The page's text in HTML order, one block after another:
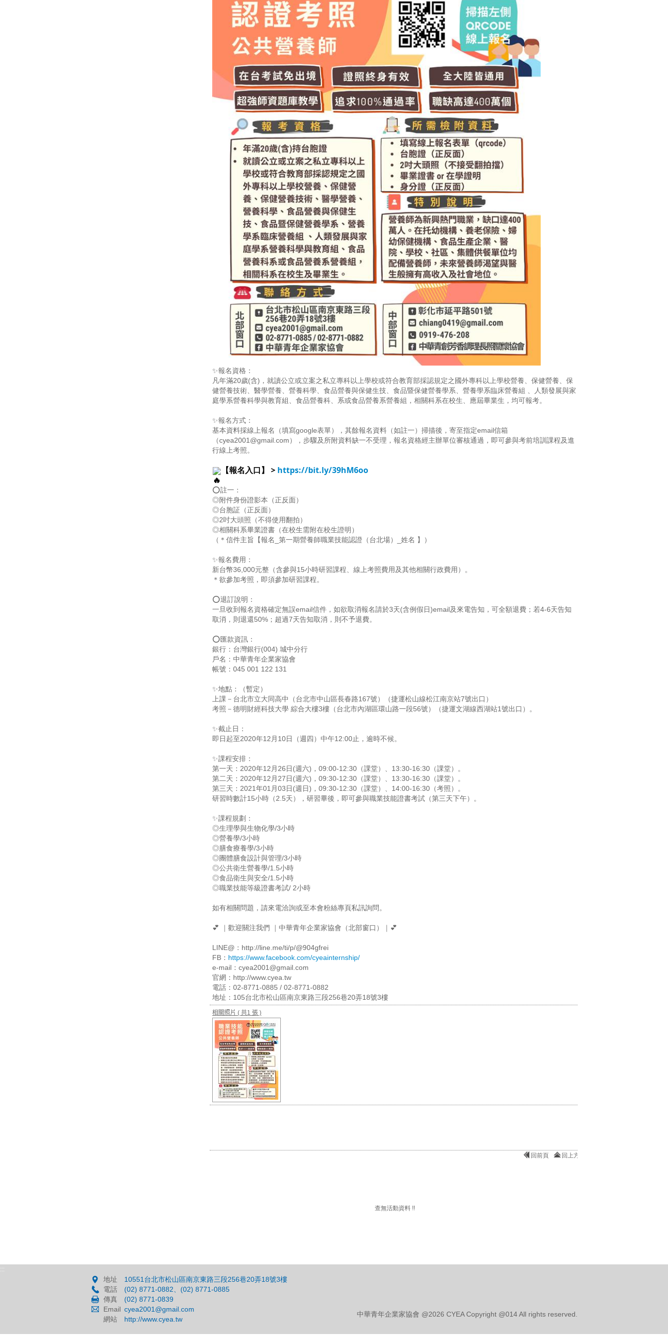
✨報名資格：
凡年滿20歲(含)，就讀公立或立案之私立專科以上學校或符合教育部採認規定之國外專科以上學校營養、保健營養、保
健營養技術、醫學營養、營養科學、食品營養與保健生技、食品暨保健營養學系、營養學系臨床營養組 、人類發展與家
庭學系營養科學與教育組、食品營養科、系或食品營養系營養組，相關科系在校生、應屆畢業生，均可報考。
✨報名方式：
基本資料採線上報名（填寫google表單），其餘報名資料（如註一）掃描後，寄至指定email信箱
（cyea2001@gmail.com），步驟及所附資料缺一不受理，報名資格經主辦單位審核通過，即可參與考前培訓課程及進
行線上考照。
【報名入口】 > https://bit.ly/39hM6oo
⭕註一：
◎附件身份證影本（正反面）
◎台胞証（正反面）
◎2吋大頭照（不得使用翻拍）
◎相關科系畢業證書（在校生需附在校生證明）
（＊信件主旨【報名_第一期營養師職業技能認證（台北場）_姓名 】）
✨報名費用：
新台幣36,000元整（含參與15小時研習課程、線上考照費用及其他相關行政費用）。
＊欲參加考照，即須參加研習課程。
⭕退訂說明：
一旦收到報名資格確定無誤email信件，如欲取消報名請於3天(含例假日)email及來電告知，可全額退費；若4-6天告知
取消，則退還50%；超過7天告知取消，則不予退費。
⭕匯款資訊：
銀行：台灣銀行(004) 城中分行
戶名：中華青年企業家協會
帳號：045 001 122 131
✨地點：（暫定）
上課－台北市立大同高中（台北市中山區長春路167號）（捷運松山線松江南京站7號出口）
考照－德明財經科技大學 綜合大樓3樓（台北市內湖區環山路一段56號）（捷運文湖線西湖站1號出口）。
✨截止日：
即日起至2020年12月10日（週四）中午12:00止，逾時不候。
✨課程安排：
第一天：2020年12月26日(週六)，09:00-12:30（課堂）、13:30-16:30（課堂）。
第二天：2020年12月27日(週六)，09:30-12:30（課堂）、13:30-16:30（課堂）。
第三天：2021年01月03日(週日)，09:30-12:30（課堂）、14:00-16:30（考照）。
研習時數計15小時（2.5天），研習畢後，即可參與職業技能證書考試（第三天下午）。
✨課程規劃：
◎生理學與生物化學/3小時
◎營養學/3小時
◎膳食療養學/3小時
◎團體膳食設計與管理/3小時
◎公共衛生營養學/1.5小時
◎食品衛生與安全/1.5小時
◎職業技能等級證書考試/ 2小時
如有相關問題，請來電洽詢或至本會粉絲專頁私訊詢問。
💕 ｜歡迎關注我們 ｜中華青年企業家協會（北部窗口）｜💕
LINE@：http://line.me/ti/p/@904gfrei
FB： https://www.facebook.com/cyeainternship/
e-mail：cyea2001@gmail.com
官網：http://www.cyea.tw
電話：02-8771-0885 / 02-8771-0882
地址：105台北市松山區南京東路三段256巷20弄18號3樓
相關照片 ( 共1 張 )
回前頁 回上方
查無活動資料 !!
:::
地址
10551台北市松山區南京東路三段256巷20弄18號3樓
電話
(02) 8771-0882、(02) 8771-0885
傳真
(02) 8771-0839
Email cyea2001@gmail.com
網站
http://www.cyea.tw
中華青年企業家協會 @2026 CYEA Copyright @014 All rights reserved.